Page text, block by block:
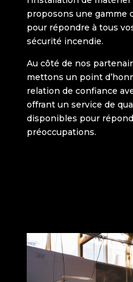
proposons une gamme
pour répondre à tous
sécurité incendie.
Au côté de nos
mettons un point
relation de confiance
offrant un service de
disponibles pour
préoccupations.